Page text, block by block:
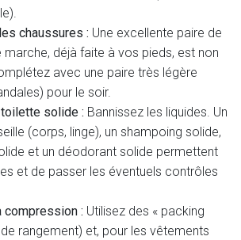
chaussures : Une excellente paire de
marche, déjà faite à vos pieds, est non
avec une paire très légère
pour le soir.
solide : Bannissez les liquides. Un
(corps, linge), un shampoing solide,
et un déodorant solide permettent
et de passer les éventuels contrôles
compression : Utilisez des « packing
rangement) et, pour les vêtements